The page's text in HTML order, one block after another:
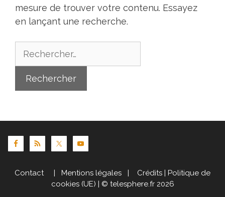
mesure de trouver votre contenu. Essayez
en lançant une recherche.
Rechercher :
Contact| Mentions légales | Crédits | Politique de
cookies (UE) | © telesphere.fr 2026